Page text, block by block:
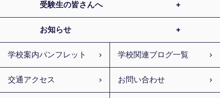
受験生の皆さんへ
お知らせ
学校案内パンフレット 学校関連ブログ一覧
交通アクセス お問い合わせ